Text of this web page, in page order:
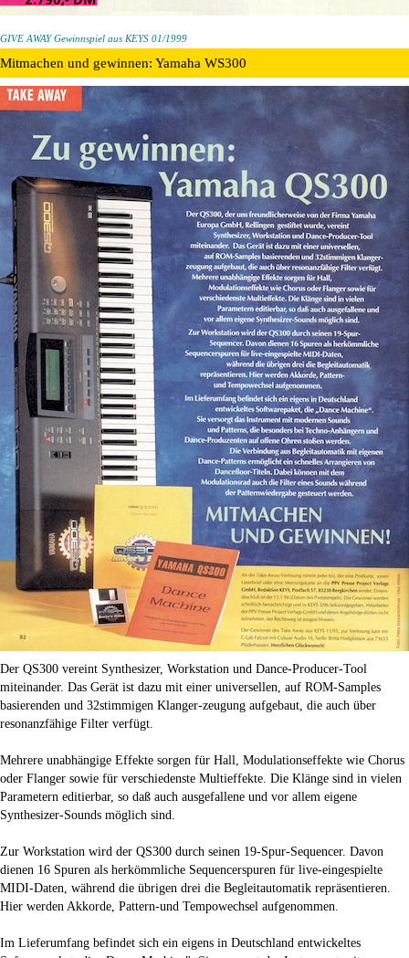
GIVE AWAY Gewinnspiel aus KEYS 01/1999
Mitmachen und gewinnen: Yamaha WS300
Der QS300 vereint Synthesizer, Workstation und Dance-Producer-Tool
miteinander. Das Gerät ist dazu mit einer universellen, auf ROM-Samples
basierenden und 32stimmigen Klanger-zeugung aufgebaut, die auch über
resonanzfähige Filter verfügt.
Mehrere unabhängige Effekte sorgen für Hall, Modulationseffekte wie Chorus
oder Flanger sowie für verschiedenste Multieffekte. Die Klänge sind in vielen
Parametern editierbar, so daß auch ausgefallene und vor allem eigene
Synthesizer-Sounds möglich sind.
Zur Workstation wird der QS300 durch seinen 19-Spur-Sequencer. Davon
dienen 16 Spuren als herkömmliche Sequencerspuren für live-eingespielte
MIDI-Daten, während die übrigen drei die Begleitautomatik repräsentieren.
Hier werden Akkorde, Pattern-und Tempowechsel aufgenommen.
Im Lieferumfang befindet sich ein eigens in Deutschland entwickeltes